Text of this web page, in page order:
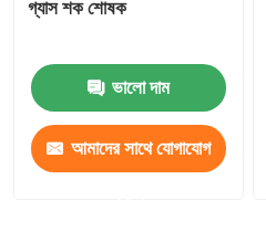
লিফ স্প্রিং শিকল লিফট
গ্যাস শক শোষক
ভালো দাম
আমাদের সাথে যোগাযোগ